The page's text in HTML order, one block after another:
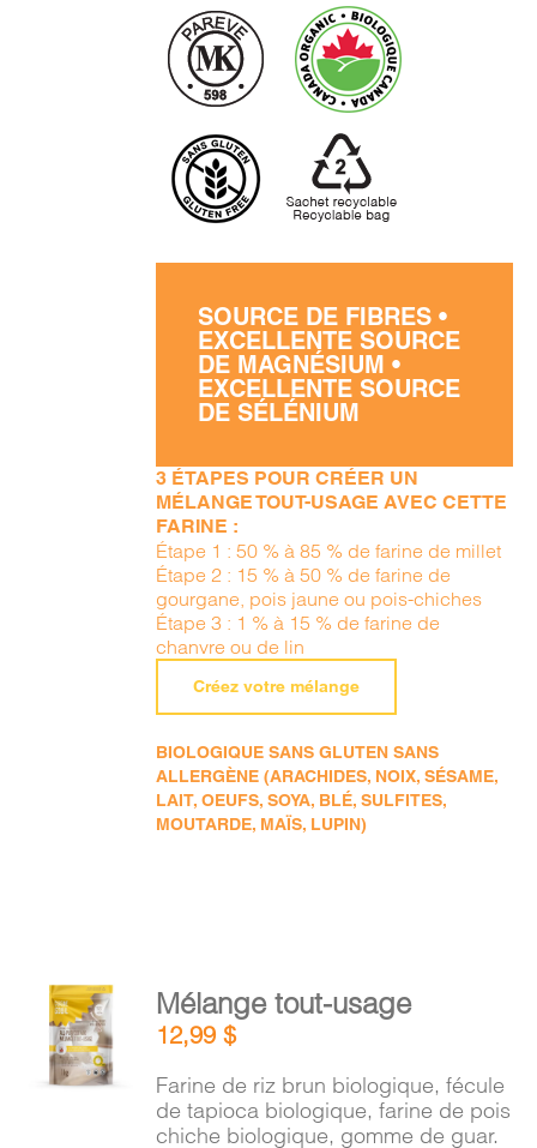
SOURCE DE FIBRES •
EXCELLENTE SOURCE
DE MAGNÉSIUM •
EXCELLENTE SOURCE
DE SÉLÉNIUM
3 ÉTAPES POUR CRÉER UN
MÉLANGE TOUT-USAGE AVEC CETTE
FARINE :
Étape 1 : 50 % à 85 % de farine de millet
Étape 2 : 15 % à 50 % de farine de
gourgane, pois jaune ou pois-chiches
Étape 3 : 1 % à 15 % de farine de
chanvre ou de lin
Créez votre mélange
BIOLOGIQUE SANS GLUTEN SANS
ALLERGÈNE (ARACHIDES, NOIX, SÉSAME,
LAIT, OEUFS, SOYA, BLÉ, SULFITES,
MOUTARDE, MAÏS, LUPIN)
AJOUTER
AU
PANIER
/
DÉTAILS
Mélange tout-usage
12,99$
Farine de riz brun biologique, fécule
de tapioca biologique, farine de pois
chiche biologique, gomme de guar.